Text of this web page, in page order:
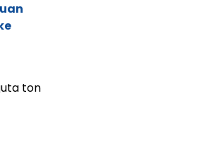
ton